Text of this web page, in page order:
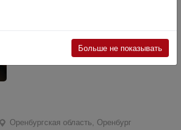
Оренбургская область, Оренбург
Больше не показывать